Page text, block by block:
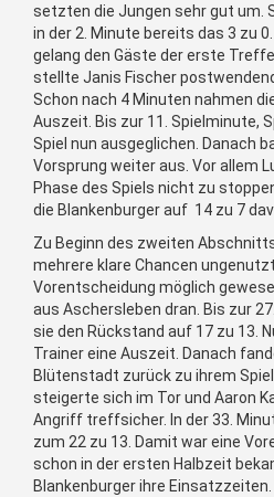
setzten die Jungen sehr gut um.
in der 2. Minute bereits das 3 zu
gelang den Gäste der erste
stellte Janis Fischer
Schon nach 4 Minuten nahmen
Auszeit. Bis zur 11. Spielminute,
Spiel nun ausgeglichen. Danach
Vorsprung weiter aus. Vor allem
Phase des Spiels nicht zu
die Blankenburger auf 14 zu 7
Zu Beginn des zweiten
mehrere klare Chancen
Vorentscheidung möglich
aus Aschersleben dran. Bis zur
sie den Rückstand auf 17 zu 13.
Trainer eine Auszeit. Danach
Blütenstadt zurück zu ihrem
steigerte sich im Tor und Aaron
Angriff treffsicher. In der 33.
zum 22 zu 13. Damit war eine
schon in der ersten Halbzeit
Blankenburger ihre